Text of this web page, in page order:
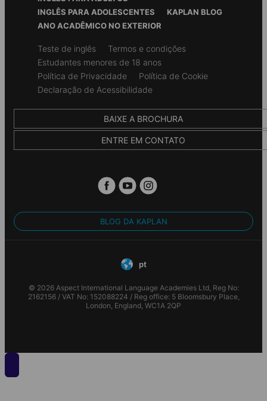
MenuINGLÊS PARA ADOLESCENTES
KAPLAN BLOG
ANO ACADÊMICO NO EXTERIOR
Secondary
footer
Teste de inglês
Termos e condições
Estudantes menores de 18 anos
Política de Privacidade
Política de Cookie
Declaração de Acessibilidade
BAIXE A BROCHURA
ENTRE EM CONTATO
BLOG DA KAPLAN
pt
© 2026 Aspect International Language Academies Ltd, Reg No:
2162156 / VAT No: 152088224 / Reg office: 5 Bloomsbury Place,
London, England, WC1A 2QP